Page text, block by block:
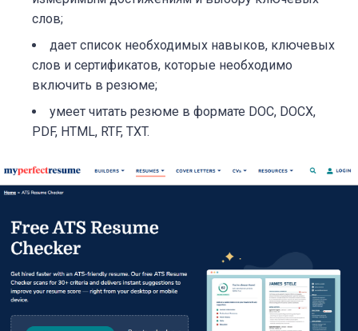
слов;
дает список необходимых навыков, ключевых
слов и сертификатов, которые необходимо
включить в резюме;
умеет читать резюме в формате DOC, DOCX,
PDF, HTML, RTF, TXT.